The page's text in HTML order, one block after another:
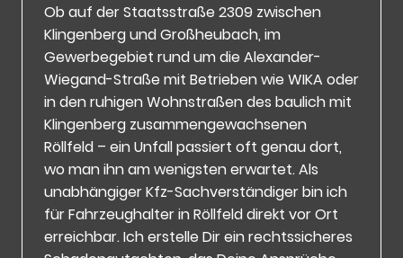
Ob auf der Staatsstraße 2309 zwischen
Klingenberg und Großheubach, im
Gewerbegebiet rund um die Alexander-
Wiegand-Straße mit Betrieben wie WIKA oder
in den ruhigen Wohnstraßen des baulich mit
Klingenberg zusammengewachsenen
Röllfeld – ein Unfall passiert oft genau dort,
wo man ihn am wenigsten erwartet. Als
unabhängiger Kfz-Sachverständiger bin ich
für Fahrzeughalter in Röllfeld direkt vor Ort
erreichbar. Ich erstelle Dir ein rechtssicheres